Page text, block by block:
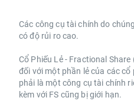
Các công cụ tài chính do
có độ rủi ro cao.
Cổ Phiếu Lẻ - Fractional
đối với một phần lẻ của các cổ
phải là một công cụ tài chính
kèm với FS cũng bị giới hạn.